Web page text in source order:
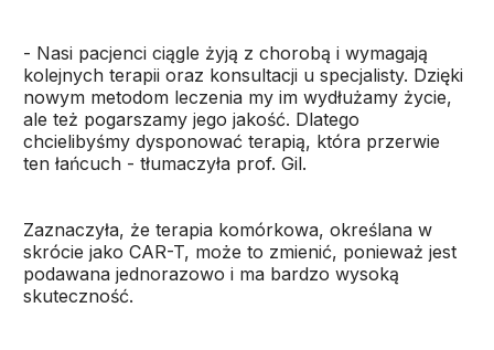
- Nasi pacjenci ciągle żyją z chorobą i wymagają
kolejnych terapii oraz konsultacji u specjalisty. Dzięki
nowym metodom leczenia my im wydłużamy życie,
ale też pogarszamy jego jakość. Dlatego
chcielibyśmy dysponować terapią, która przerwie
ten łańcuch - tłumaczyła prof. Gil.
Zaznaczyła, że terapia komórkowa, określana w
skrócie jako CAR-T, może to zmienić, ponieważ jest
podawana jednorazowo i ma bardzo wysoką
skuteczność.